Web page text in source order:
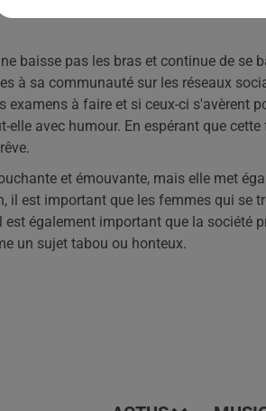
baisse pas les bras et continue de se
à sa communauté sur les réseaux
examens à faire et si ceux-ci s'avèrent
elle avec humour. En espérant que
et émouvante, mais elle met
il est important que les femmes qui se
également important que la société
un sujet tabou ou honteux.